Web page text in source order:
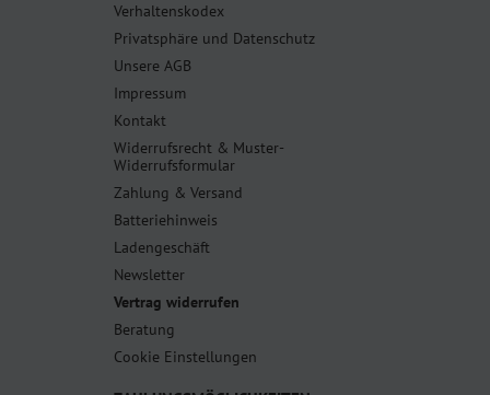
Verhaltenskodex
Privatsphäre und Datenschutz
Unsere AGB
Impressum
Kontakt
Widerrufsrecht & Muster-
Widerrufsformular
Zahlung & Versand
Batteriehinweis
Ladengeschäft
Newsletter
Vertrag widerrufen
Beratung
Cookie Einstellungen